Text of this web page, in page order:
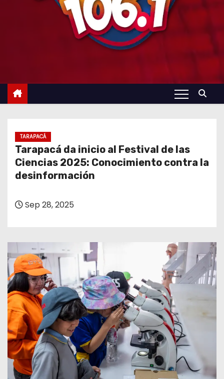
TARAPACÁ
Tarapacá da inicio al Festival de las
Ciencias 2025: Conocimiento contra la
desinformación
Sep 28, 2025